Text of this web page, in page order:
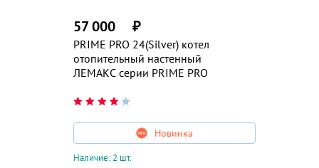
PRIME PRO 24(Silver) котел
отопительный настенный
ЛЕМАКС серии PRIME PRO
57 000 ₽
Новинка
Наличие: 2 шт.